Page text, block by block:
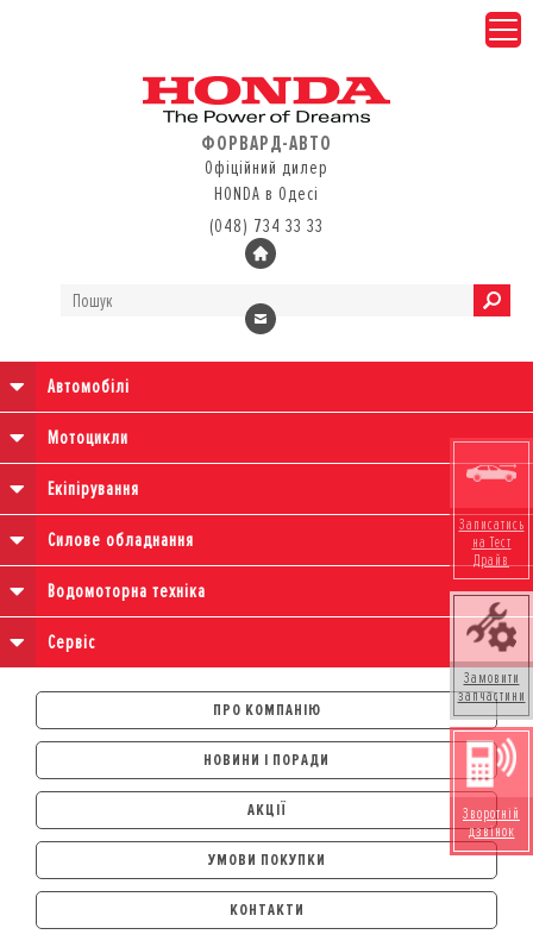
ФОРВАРД-АВТО
Офіційний дилер
HONDA в Одесі
(048) 734 33 33
Автомобілі
Мотоцикли
Екіпірування
Силове обладнання
Водомоторна техніка
Сервіс
ПРО КОМПАНІЮ
НОВИНИ І ПОРАДИ
АКЦІЇ
УМОВИ ПОКУПКИ
АВТОМОБІЛІ
ЛІЗИНГ
КОНТАКТИ
Записатись
на Тест
Драйв
Замовити
запчастини
Зворотній
дзвінок